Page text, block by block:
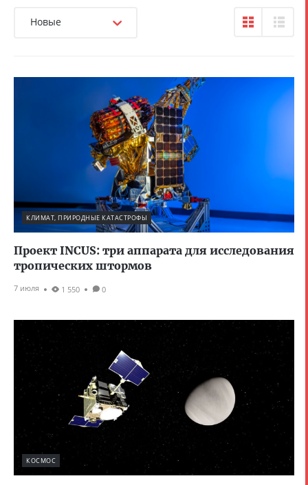
Новые
КЛИМАТ, ПРИРОДНЫЕ КАТАСТРОФЫ
Проект INCUS: три аппарата для исследования
тропических штормов
7 июля 1 550 0
КОСМОС